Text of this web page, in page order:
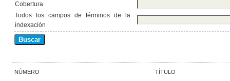
Cobertura
Todos los campos de términos de la
indexación
NÚMERO TÍTULO